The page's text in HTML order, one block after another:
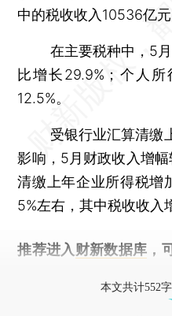
中的税收收入10536亿元
在主要税种中，5月
比增长29.9%；个人
12.5%。
受银行业汇算清缴上
影响，5月财政收入增
清缴上年企业所得税增
5%左右，其中税收收入
推荐进入 财新数据库 ，
本文共计552